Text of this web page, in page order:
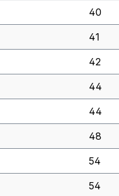
40
41
42
44
44
48
54
54